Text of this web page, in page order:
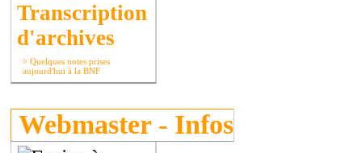
Transcription
d'archives
¤ Quelques notes prises
aujourd'hui à la BNF
Webmaster - Infos